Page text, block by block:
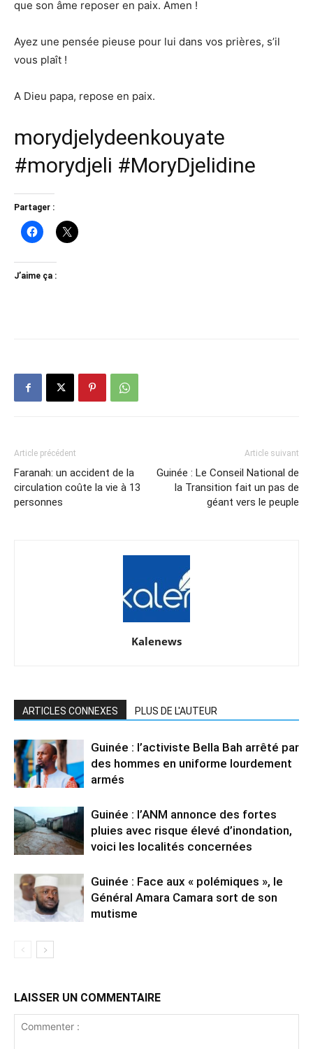
que son âme reposer en paix. Amen !
Ayez une pensée pieuse pour lui dans vos prières, s’il
vous plaît !
A Dieu papa, repose en paix.
morydjelydeenkouyate
#morydjeli #MoryDjelidine
Partager :
J’aime ça :
Article précédent
Faranah: un accident de la
circulation coûte la vie à 13
personnes
Article suivant
Guinée : Le Conseil National de
la Transition fait un pas de
géant vers le peuple
Kalenews
ARTICLES CONNEXES PLUS DE L'AUTEUR
Guinée : l’activiste Bella Bah arrêté par
des hommes en uniforme lourdement
armés
Guinée : l’ANM annonce des fortes
pluies avec risque élevé d’inondation,
voici les localités concernées
Guinée : Face aux « polémiques », le
Général Amara Camara sort de son
mutisme
LAISSER UN COMMENTAIRE